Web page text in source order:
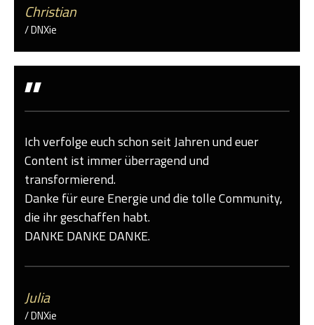
Christian
/ DNXie
"
Ich verfolge euch schon seit Jahren und euer
Content ist immer überragend und
transformierend.
Danke für eure Energie und die tolle Community,
die ihr geschaffen habt.
DANKE DANKE DANKE.
Julia
/ DNXie